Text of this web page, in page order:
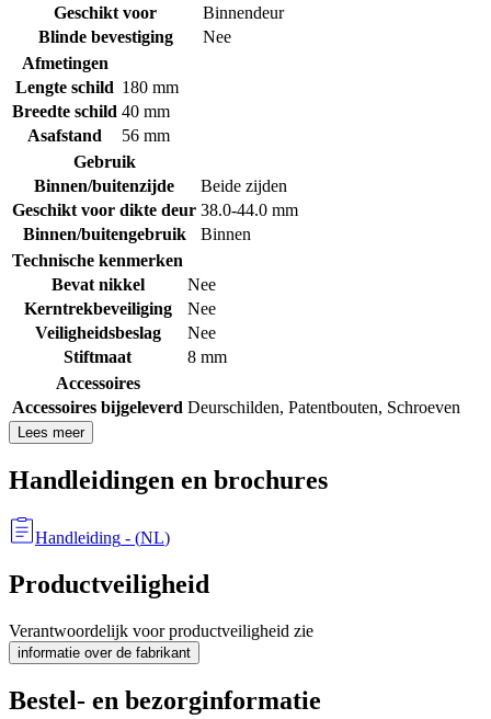
Geschikt voor
Binnendeur
Blinde bevestiging
Nee
Afmetingen
Lengte schild 180 mm
Breedte schild 40 mm
Asafstand
56 mm
Gebruik
Binnen/buitenzijde
Beide zijden
Geschikt voor dikte deur 38.0-44.0 mm
Binnen/buitengebruik
Binnen
Technische kenmerken
Bevat nikkel
Nee
Kerntrekbeveiliging
Nee
Veiligheidsbeslag
Nee
Stiftmaat
8 mm
Accessoires
Accessoires bijgeleverd Deurschilden, Patentbouten, Schroeven
Lees meer
Handleidingen en brochures
Handleiding - (NL)
Productveiligheid
Verantwoordelijk voor productveiligheid zie
informatie over de fabrikant
Bestel- en bezorginformatie